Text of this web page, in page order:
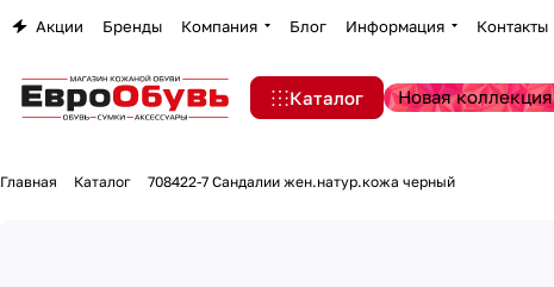
Акции Бренды Компания Блог Информация Контакты
Каталог Новая коллекция
Главная Каталог 708422-7 Сандалии жен.натур.кожа черный